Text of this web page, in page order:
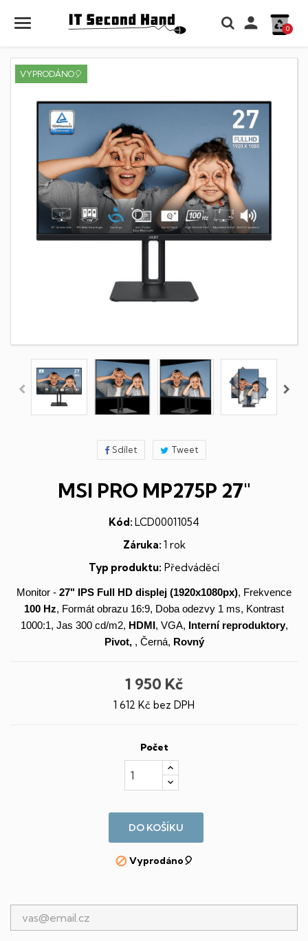
 0
VYPRODÁNO🎈
Sdílet Tweet
MSI PRO MP275P 27"
Kód: LCD00011054
Záruka: 1 rok
Typ produktu: Předváděcí
Monitor - 27" IPS Full HD displej (1920x1080px), Frekvence
100 Hz, Formát obrazu 16:9, Doba odezvy 1 ms, Kontrast
1000:1, Jas 300 cd/m2, HDMI , VGA, Interní reproduktory,
Pivot, , Černá, Rovný
1 950 Kč
1 612 Kč bez DPH
Počet
DO KOŠÍKU
Vyprodáno🎈